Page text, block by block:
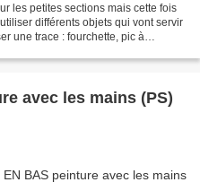
les petites sections mais cette fois
différents objets qui vont servir
une trace : fourchette, pic à
avec les mains (PS)